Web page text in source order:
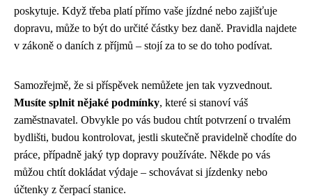
poskytuje. Když třeba platí přímo vaše jízdné nebo zajišťuje
dopravu, může to být do určité částky bez daně. Pravidla najdete
v zákoně o daních z příjmů – stojí za to se do toho podívat.
Samozřejmě, že si příspěvek nemůžete jen tak vyzvednout.
Musíte splnit nějaké podmínky, které si stanoví váš
zaměstnavatel. Obvykle po vás budou chtít potvrzení o trvalém
bydlišti, budou kontrolovat, jestli skutečně pravidelně chodíte do
práce, případně jaký typ dopravy používáte. Někde po vás
můžou chtít dokládat výdaje – schovávat si jízdenky nebo
účtenky z čerpací stanice.